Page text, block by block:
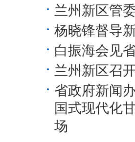
兰州新区管
杨晓锋督导
白振海会见
兰州新区召
省政府新闻
国式现代化
场